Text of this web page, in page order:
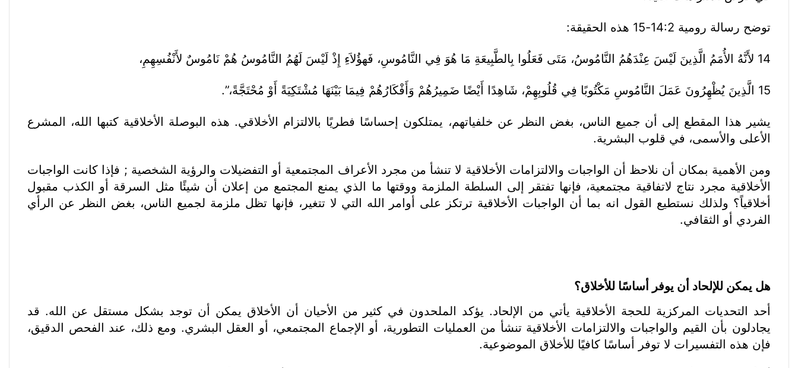
توضح رسالة رومية 14:2-15 هذه الحقيقة:
14 لأَنَّهُ الأُمَمُ الَّذِينَ لَيْسَ عِنْدَهُمُ النَّامُوسُ، مَتَى فَعَلُوا بِالطَّبِيعَةِ مَا هُوَ فِي النَّامُوسِ، فَهؤُلاَءِ إِذْ لَيْسَ لَهُمُ النَّامُوسُ هُمْ نَامُوسٌ لأَنْفُسِهِمِ،
15 الَّذِينَ يُظْهِرُونَ عَمَلَ النَّامُوسِ مَكْتُوبًا فِي قُلُوبِهِمْ، شَاهِدًا أَيْضًا ضَمِيرُهُمْ وَأَفْكَارُهُمْ فِيمَا بَيْنَهَا مُشْتَكِيَةً أَوْ مُحْتَجَّةً،”.
يشير هذا المقطع إلى أن جميع الناس، بغض النظر عن خلفياتهم، يمتلكون إحساسًا فطريًا بالالتزام الأخلاقي. هذه البوصلة الأخلاقية كتبها الله، المشرع
الأعلى والأسمى، في قلوب البشرية.
ومن الأهمية بمكان أن نلاحظ أن الواجبات والالتزامات الأخلاقية لا تنشأ من مجرد الأعراف المجتمعية أو التفضيلات والرؤية الشخصية ; فإذا كانت الواجبات
الأخلاقية مجرد نتاج لاتفاقية مجتمعية، فإنها تفتقر إلى السلطة الملزمة ووقتها ما الذي يمنع المجتمع من إعلان أن شيئًا مثل السرقة أو الكذب مقبول
أخلاقياً؟ ولذلك نستطيع القول انه بما أن الواجبات الأخلاقية ترتكز على أوامر الله التي لا تتغير، فإنها تظل ملزمة لجميع الناس، بغض النظر عن الرأي
الفردي أو الثقافي.
هل يمكن للإلحاد أن يوفر أساسًا للأخلاق؟
أحد التحديات المركزية للحجة الأخلاقية يأتي من الإلحاد. يؤكد الملحدون في كثير من الأحيان أن الأخلاق يمكن أن توجد بشكل مستقل عن الله. قد
يجادلون بأن القيم والواجبات والالتزامات الأخلاقية تنشأ من العمليات التطورية، أو الإجماع المجتمعي، أو العقل البشري. ومع ذلك، عند الفحص الدقيق،
فإن هذه التفسيرات لا توفر أساسًا كافيًا للأخلاق الموضوعية.